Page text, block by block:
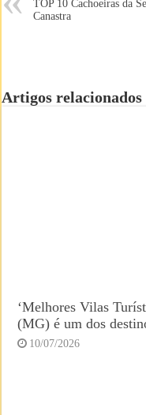
TOP 10 Cachoeiras da
Canastra
Artigos relacionados
‘Melhores Vilas
(MG) é um dos
10/07/2026